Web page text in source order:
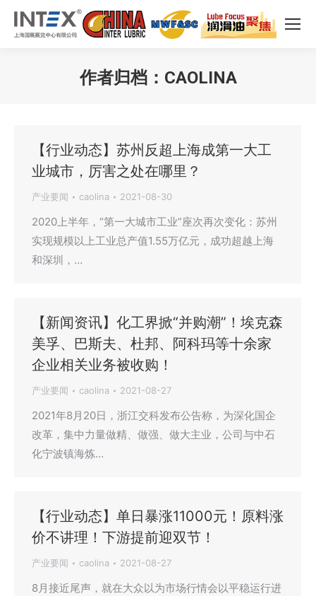
作者归档： CAOLINA
【行业动态】苏州反超上海成第一大工
业城市，厉害之处在哪里？
产业要闻 caolina 2021-08-30
2020上半年，“第一大城市工业”座次再次变化：苏州
实现规模以上工业总产值1.55万亿元，成功超越上海
和深圳，…
【新闻资讯】化工界掀“并购潮”！埃克森
美孚、巴斯夫、杜邦、阿科玛等十余家
企业相关业务被收购！
产业要闻 caolina 2021-08-27
2021年8月20日，浙江交科发布公告称，为深化国企
改革，集中力量做精、做强、做大主业，公司与中石
化宁波镇海炼…
【行业动态】单日暴涨11000元！原料涨
价不讲理！下游提前迎双节！
产业要闻 caolina 2021-08-27
8月接近尾声，就在大众以为市场行情会以平稳运行进